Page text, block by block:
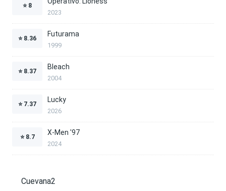
⭐ 8
2023
⭐ 8.36
Futurama
1999
⭐ 8.37
Bleach
2004
⭐ 7.37
Lucky
2026
⭐ 8.7
X-Men '97
2024
Cuevana2